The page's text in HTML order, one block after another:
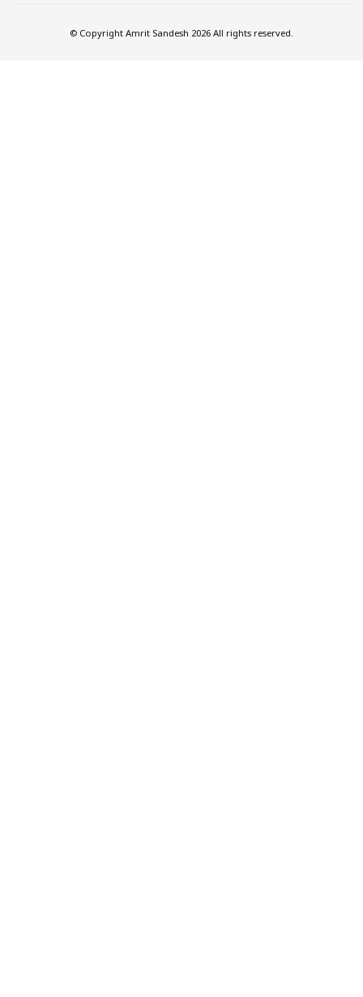
© Copyright Amrit Sandesh 2026 All rights reserved.